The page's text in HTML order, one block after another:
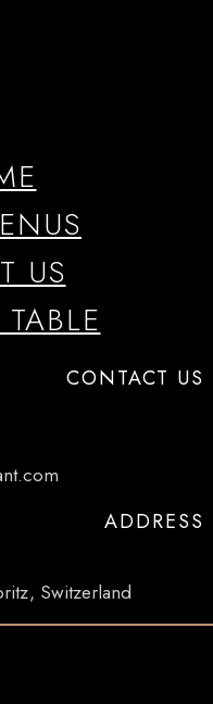
US
CONTACT US
ADDRESS
Switzerland